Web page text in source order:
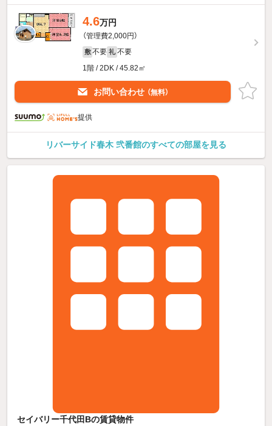
4.6万円
（管理費2,000円）
敷 不要 礼 不要
1階 / 2DK / 45.82㎡
お問い合わせ （無料）
提供
リバーサイド春木 弐番館のすべての部屋を見る
セイバリー千代田Bの賃貸物件